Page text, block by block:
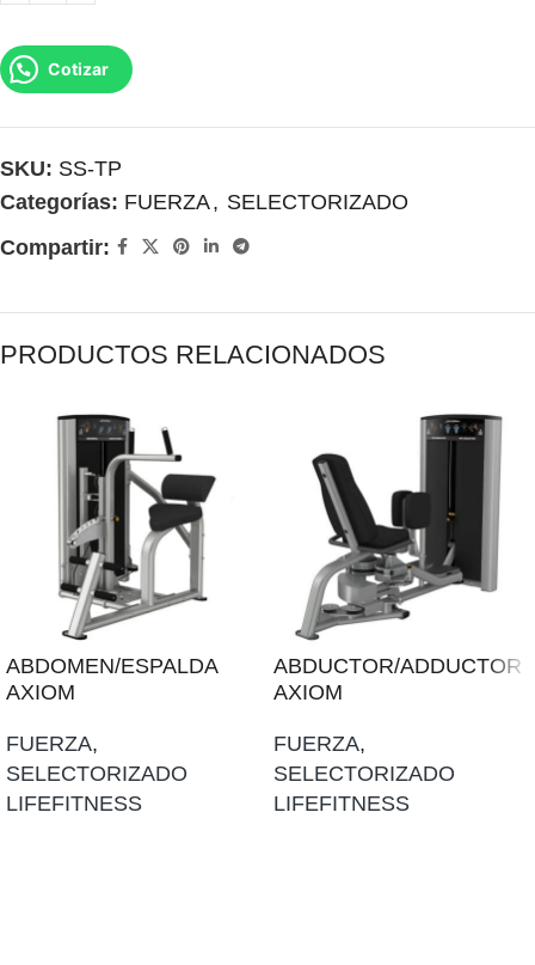
Cotizar
SKU: SS-TP
Categorías: FUERZA, SELECTORIZADO
Compartir:
PRODUCTOS RELACIONADOS
ABDOMEN/ESPALDA
AXIOM
FUERZA,
SELECTORIZADO
LIFEFITNESS
ABDUCTOR/ADDUCTOR
AXIOM
FUERZA,
SELECTORIZADO
LIFEFITNESS